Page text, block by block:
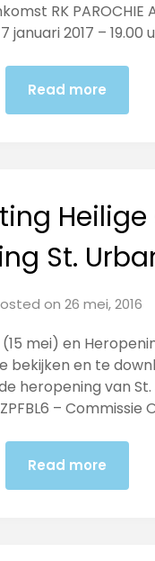
RK PAROCHIE
2017 – 19.00
Read more
St.
on26 mei, 2016
mei) en
bekijken en te
heropening van
– Commissie
Read more